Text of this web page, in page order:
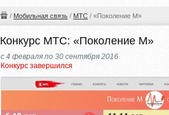
/ Мобильная связь / МТС / «Поколение М»
Конкурс МТС: «Поколение М»
с 4 февраля по 30 сентября 2016
Конкурс завершился